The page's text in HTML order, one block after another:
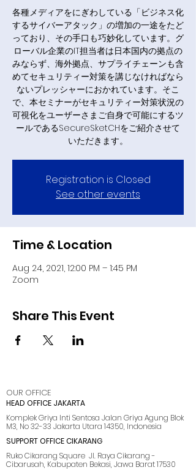
各種メディアをにぎわしている「ビジネス化
するサイバーアタック」の増加の一途をたど
っており、その手口も巧妙化しています。グ
ローバル企業のIT担当者は日本国内の拠点の
みならず、海外拠点、サプライチェーンも含
めてセキュリティー対策を講じなければなら
ないプレッシャーにおかれています。そこ
で、本セミナーがセキュリティー対策状況の
可視化をユーザーさまご自身で可能にするツ
ールであるSecureSketCHをご紹介させて
いただきます。
Registration is Closed
See other events
Time & Location
Aug 24, 2021, 12:00 PM – 1:45 PM
Zoom
Share This Event
OUR OFFICE
HEAD OFFICE JAKARTA
Komplek Griya Inti Sentosa Jalan Griya Agung Blok
M3, No 32-33 Jakarta Utara 14350, Indonesia
SUPPORT OFFICE CIKARANG
Ruko Cikarang Square Jl. Raya Cikarang -
Cibarusah, Kabupaten Bekasi, Jawa Barat 17530